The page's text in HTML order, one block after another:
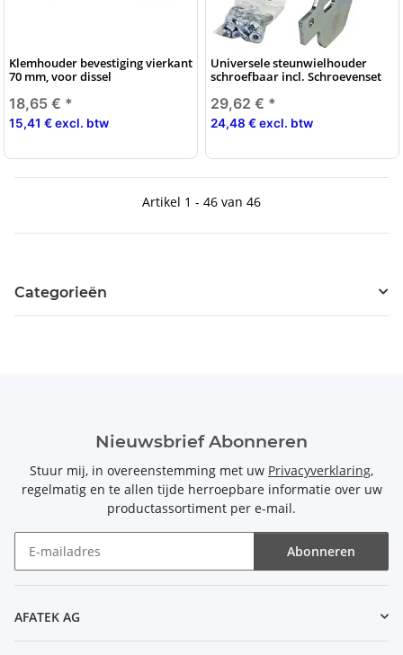
Klemhouder bevestiging vierkant
70 mm, voor dissel
18,65 € *
15,41 € excl. btw
Universele steunwielhouder
schroefbaar incl. Schroevenset
29,62 € *
24,48 € excl. btw
Artikel 1 - 46 van 46
Categorieën
Nieuwsbrief Abonneren
Stuur mij, in overeenstemming met uw Privacyverklaring,
regelmatig en te allen tijde herroepbare informatie over uw
productassortiment per e-mail.
Abonneren
AFATEK AG